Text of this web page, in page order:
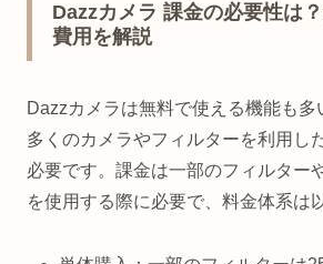
Dazzカメラ 課金の必要性は
費用を解説
Dazzカメラは無料で使える機能も多
多くのカメラやフィルターを利用し
必要です。課金は一部のフィルター
を使用する際に必要で、料金体系は